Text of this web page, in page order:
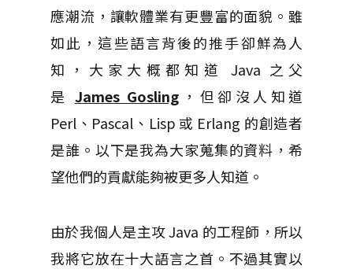
應潮流，讓軟體業有更豐富的面貌。雖
如此，這些語言背後的推手卻鮮為人
知，大家大概都知道 Java 之父
是 James Gosling，但卻沒人知道
Perl、Pascal、Lisp 或 Erlang 的創造者
是誰。以下是我為大家蒐集的資料，希
望他們的貢獻能夠被更多人知道。
由於我個人是主攻 Java 的工程師，所以
我將它放在十大語言之首。不過其實以